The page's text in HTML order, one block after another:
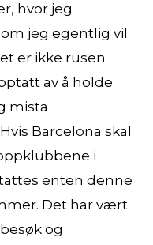
hvor jeg
jeg egentlig vil
er ikke rusen
av å holde
mista
Barcelona skal
i
enten denne
Det har vært
og